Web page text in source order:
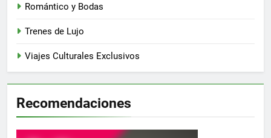
Romántico y Bodas
Trenes de Lujo
Viajes Culturales Exclusivos
Recomendaciones